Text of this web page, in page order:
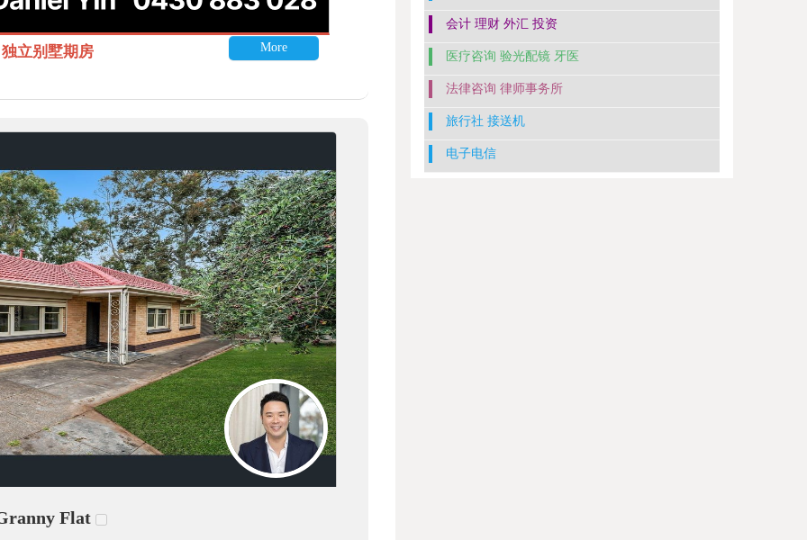
立别墅期房 More
Flat
会计 理财 外汇 投资
医疗咨询 验光配镜 牙医
法律咨询 律师事务所
旅行社 接送机
电子电信